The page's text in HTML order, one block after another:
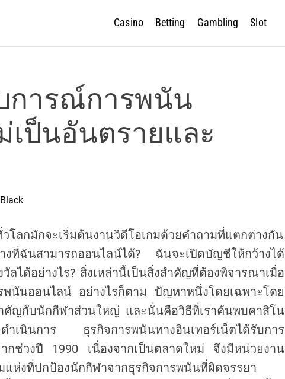
o
l
y
e
a
m
Casino Betting Gambling Slot
การณ์การพนัน
เป็นอันตรายและ
โลกมักจะเริ่มต้นงานวิดีโอเกมด้วยคำถามที่แตกต่างกัน
ที่ฉันสามารถออนไลน์ได้? ฉันจะเปิดบัญชีให้กว้างได้
ลได้อย่างไร? สิ่งเหล่านี้เป็นสิ่งสำคัญที่ต้องพิจารณาเมื่อ
พนันออนไลน์ อย่างไรก็ตาม ปัญหาหนึ่งโดยเฉพาะโดย
คัญกับนักกีฬาส่วนใหญ่ และนั่นคือวิธีที่เราค้นพบคาสิโน
ดำเนินการ ธุรกิจการพนันทางอินเทอร์เน็ตได้รับการ
กช่วงปี 1990 เนื่องจากเป็นตลาดใหม่ จึงมีหน่วยงาน
แห่งที่ปกป้องนักกีฬาจากธุรกิจการพนันที่ผิดจรรยา